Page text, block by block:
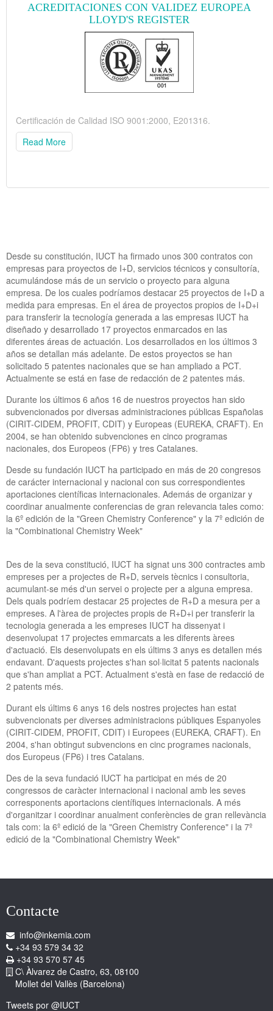
ACREDITACIONES CON VALIDEZ EUROPEA
LLOYD'S REGISTER
Certificación de Calidad ISO 9001:2000, E201316.
Read More
Desde su constitución, IUCT ha firmado unos 300 contratos con
empresas para proyectos de I+D, servicios técnicos y consultoría,
acumulándose más de un servicio o proyecto para alguna
empresa. De los cuales podríamos destacar 25 proyectos de I+D a
medida para empresas. En el área de proyectos propios de I+D+i
para transferir la tecnología generada a las empresas IUCT ha
diseñado y desarrollado 17 proyectos enmarcados en las
diferentes áreas de actuación. Los desarrollados en los últimos 3
años se detallan más adelante. De estos proyectos se han
solicitado 5 patentes nacionales que se han ampliado a PCT.
Actualmente se está en fase de redacción de 2 patentes más.
Durante los últimos 6 años 16 de nuestros proyectos han sido
subvencionados por diversas administraciones públicas Españolas
(CIRIT-CIDEM, PROFIT, CDIT) y Europeas (EUREKA, CRAFT). En
2004, se han obtenido subvenciones en cinco programas
nacionales, dos Europeos (FP6) y tres Catalanes.
Desde su fundación IUCT ha participado en más de 20 congresos
de carácter internacional y nacional con sus correspondientes
aportaciones científicas internacionales. Además de organizar y
coordinar anualmente conferencias de gran relevancia tales como:
la 6º edición de la "Green Chemistry Conference" y la 7º edición de
la "Combinational Chemistry Week"
Des de la seva constitució, IUCT ha signat uns 300 contractes amb
empreses per a projectes de R+D, serveis tècnics i consultoria,
acumulant-se més d'un servei o projecte per a alguna empresa.
Dels quals podríem destacar 25 projectes de R+D a mesura per a
empreses. A l'àrea de projectes propis de R+D+i per transferir la
tecnologia generada a les empreses IUCT ha dissenyat i
desenvolupat 17 projectes emmarcats a les diferents àrees
d'actuació. Els desenvolupats en els últims 3 anys es detallen més
endavant. D'aquests projectes s'han sol·licitat 5 patents nacionals
que s'han ampliat a PCT. Actualment s'està en fase de redacció de
2 patents més.
Durant els últims 6 anys 16 dels nostres projectes han estat
subvencionats per diverses administracions públiques Espanyoles
(CIRIT-CIDEM, PROFIT, CDIT) i Europees (EUREKA, CRAFT). En
2004, s'han obtingut subvencions en cinc programes nacionals,
dos Europeus (FP6) i tres Catalans.
Des de la seva fundació IUCT ha participat en més de 20
congressos de caràcter internacional i nacional amb les seves
corresponents aportacions científiques internacionals. A més
d'organitzar i coordinar anualment conferències de gran rellevància
tals com: la 6º edició de la "Green Chemistry Conference" i la 7º
edició de la "Combinational Chemistry Week"
Contacte
info@inkemia.com
+34 93 579 34 32
+34 93 570 57 45
C\ Àlvarez de Castro, 63, 08100
Mollet del Vallès (Barcelona)
Tweets por @IUCT